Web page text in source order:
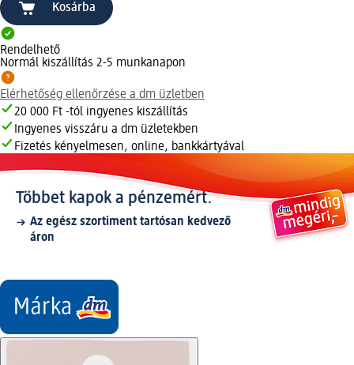
Kosárba
Rendelhető
Normál kiszállítás 2-5 munkanapon
Elérhetőség ellenőrzése a dm üzletben
20 000 Ft -tól ingyenes kiszállítás
Ingyenes visszáru a dm üzletekben
Fizetés kényelmesen, online, bankkártyával
Többet kapok a pénzemért.
Az egész szortiment tartósan kedvező
áron